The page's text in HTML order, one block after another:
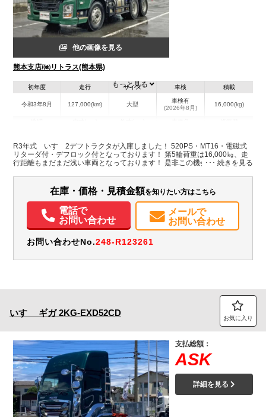
他の画像を見る
熊本支店/㈱リトラス(熊本県)
初年度
令和3年8月
走行
127,000(km)
サイズ
大型
車検
車検有
(2026年8月)
積載
16,000(kg)
装備情報
もっと見る
R3年式 いすゞ2デフトラクタが入庫しました！ 520PS・MT16・電磁式
リターダ付・デフロック付となっております！ 第5輪荷重は16,000㎏、走
行距離もまだまだ浅い車両となっております！ 是非この機会にお問合せ下
在庫・価格・見積金額を知りたい方はこちら
電話で
お問い合わせ
メールで
お問い合わせ
お問い合わせNo.248-R123261
いすゞ ギガ 2KG-EXD52CD お気に入り
支払総額：
ASK
詳細を見る